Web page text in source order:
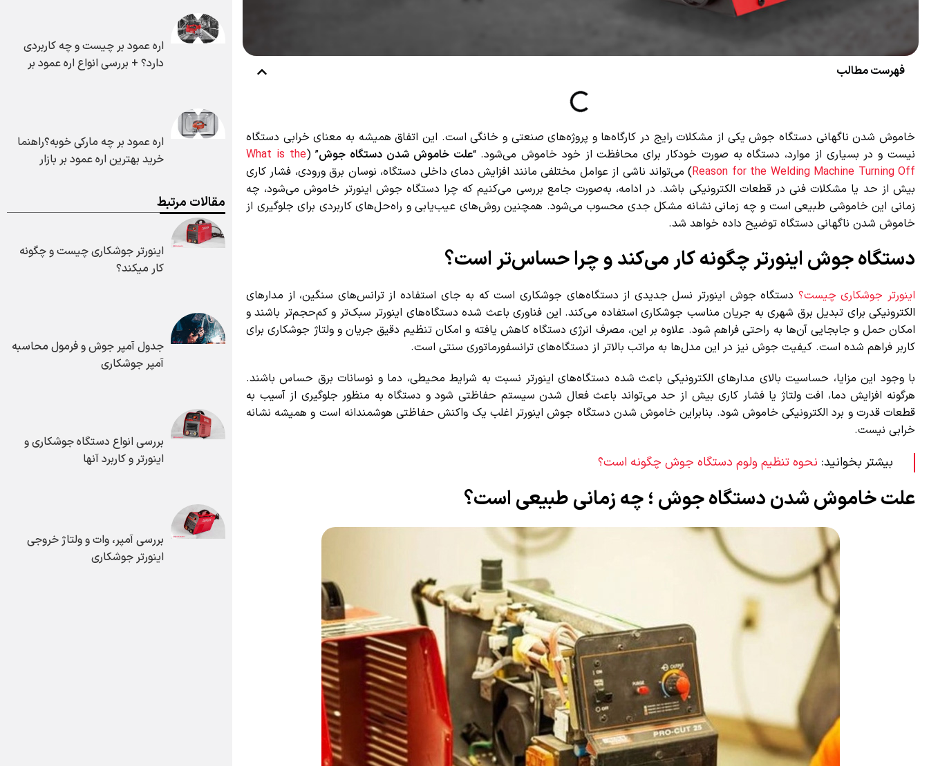
فهرست مطالب
خاموش شدن ناگهانی دستگاه جوش یکی از مشکلات رایج در کارگاه‌ها و پروژه‌های صنعتی و خانگی است. این اتفاق همیشه به معنای خرابی دستگاه
نیست و در بسیاری از موارد، دستگاه به صورت خودکار برای محافظت از خود خاموش می‌شود. “ علت خاموش شدن دستگاه جوش” (
What is the
Reason for the Welding Machine Turning Off) می‌تواند ناشی از عوامل مختلفی مانند افزایش دمای داخلی دستگاه، نوسان برق ورودی، فشار کاری
بیش از حد یا مشکلات فنی در قطعات الکترونیکی باشد. در ادامه، به‌صورت جامع بررسی می‌کنیم که چرا دستگاه جوش اینورتر خاموش می‌شود، چه
زمانی این خاموشی طبیعی است و چه زمانی نشانه مشکل جدی محسوب می‌شود. همچنین روش‌های عیب‌یابی و راه‌حل‌های کاربردی برای جلوگیری از
خاموش شدن ناگهانی دستگاه توضیح داده خواهد شد.
دستگاه جوش اینورتر چگونه کار می‌کند و چرا حساس‌تر است؟
اینورتر جوشکاری چیست؟دستگاه جوش اینورتر نسل جدیدی از دستگاه‌های جوشکاری است که به جای استفاده از ترانس‌های سنگین، از مدارهای
الکترونیکی برای تبدیل برق شهری به جریان مناسب جوشکاری استفاده می‌کند. این فناوری باعث شده دستگاه‌های اینورتر سبک‌تر و کم‌حجم‌تر باشند و
امکان حمل و جابجایی آن‌ها به راحتی فراهم شود. علاوه بر این، مصرف انرژی دستگاه کاهش یافته و امکان تنظیم دقیق جریان و ولتاژ جوشکاری برای
کاربر فراهم شده است. کیفیت جوش نیز در این مدل‌ها به مراتب بالاتر از دستگاه‌های ترانسفورماتوری سنتی است.
با وجود این مزایا، حساسیت بالای مدارهای الکترونیکی باعث شده دستگاه‌های اینورتر نسبت به شرایط محیطی، دما و نوسانات برق حساس باشند.
هرگونه افزایش دما، افت ولتاژ یا فشار کاری بیش از حد می‌تواند باعث فعال شدن سیستم حفاظتی شود و دستگاه به منظور جلوگیری از آسیب به
قطعات قدرت و برد الکترونیکی خاموش شود. بنابراین خاموش شدن دستگاه جوش اینورتر اغلب یک واکنش حفاظتی هوشمندانه است و همیشه نشانه
خرابی نیست.
بیشتر بخوانید:نحوه تنظیم ولوم دستگاه جوش چگونه است؟
علت خاموش شدن دستگاه جوش ؛ چه زمانی طبیعی است؟
اره عمود بر چیست و چه کاربردی
دارد؟ + بررسی انواع اره عمود بر
اره عمود بر چه مارکی خوبه؟راهنما
خرید بهترین اره عمود بر بازار
مقالات مرتبط
اینورتر جوشکاری چیست و چگونه
کار میکند؟
جدول آمپر جوش و فرمول محاسبه
آمپر جوشکاری
بررسی انواع دستگاه جوشکاری و
اینورتر و کاربرد آنها
بررسی آمپر، وات و ولتاژ خروجی
اینورتر جوشکاری